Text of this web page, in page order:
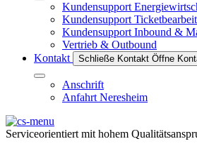
Kundensupport
Kundensupport
Kundensupport Inbound &
Vertrieb & Outbound
Kontakt
Schließe Kontakt Öffne
Anschrift
Anfahrt Neresheim
Serviceorientiert mit hohem